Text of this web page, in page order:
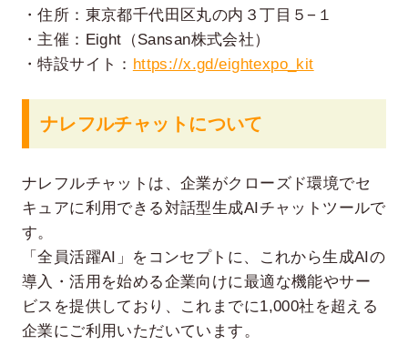
・住所：東京都千代田区丸の内３丁目５−１
・主催：Eight（Sansan株式会社）
・特設サイト： https://x.gd/eightexpo_kit
ナレフルチャットについて
ナレフルチャットは、企業がクローズド環境でセ
キュアに利用できる対話型生成AIチャットツールで
す。
「全員活躍AI」をコンセプトに、これから生成AIの
導入・活用を始める企業向けに最適な機能やサー
ビスを提供しており、これまでに1,000社を超える
企業にご利用いただいています。